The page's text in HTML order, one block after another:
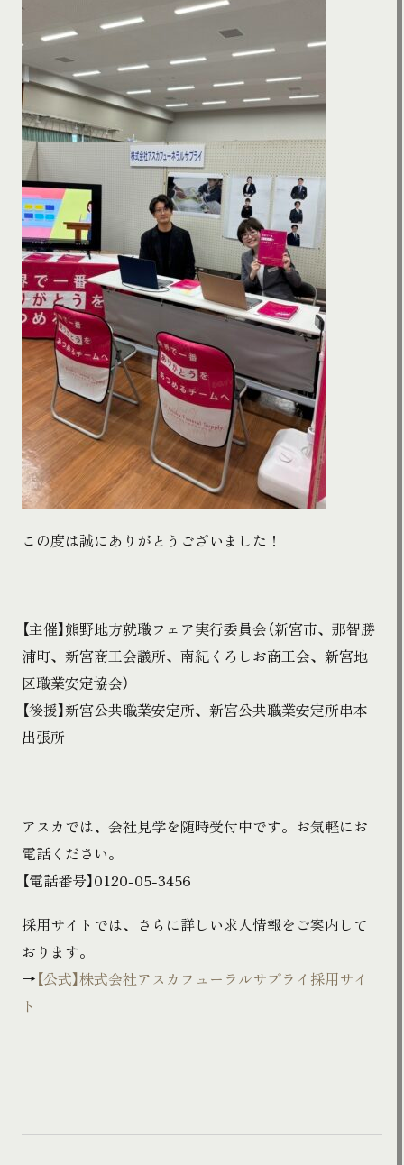
この度は誠にありがとうございました！
【主催】熊野地方就職フェア実行委員会（新宮市、那智勝
浦町、新宮商工会議所、南紀くろしお商工会、新宮地
区職業安定協会）
【後援】新宮公共職業安定所、新宮公共職業安定所串本
出張所
アスカでは、会社見学を随時受付中です。お気軽にお
電話ください。
【電話番号】0120-05-3456
採用サイトでは、さらに詳しい求人情報をご案内して
おります。
→【公式】株式会社アスカフューラルサプライ採用サイ
ト